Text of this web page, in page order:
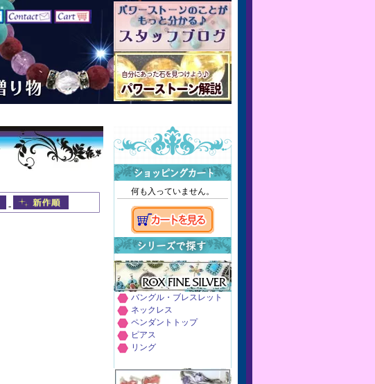
-
何も入っていません。
バングル・ブレスレット
ネックレス
ペンダントトップ
ピアス
リング